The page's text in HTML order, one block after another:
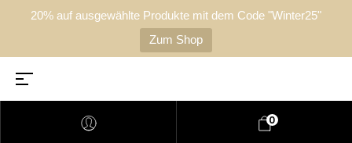
20% auf ausgewählte Produkte mit dem Code "Winter25"
Zum Shop
0